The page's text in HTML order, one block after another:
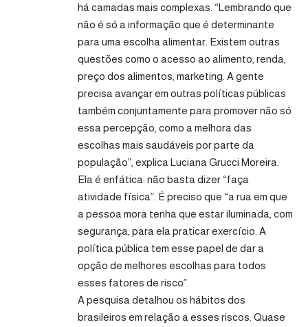
há camadas mais complexas. “Lembrando que
não é só a informação que é determinante
para uma escolha alimentar. Existem outras
questões como o acesso ao alimento, renda,
preço dos alimentos, marketing. A gente
precisa avançar em outras políticas públicas
também conjuntamente para promover não só
essa percepção, como a melhora das
escolhas mais saudáveis por parte da
população”, explica Luciana Grucci Moreira.
Ela é enfática: não basta dizer “faça
atividade física”. É preciso que “a rua em que
a pessoa mora tenha que estar iluminada, com
segurança, para ela praticar exercício. A
política pública tem esse papel de dar a
opção de melhores escolhas para todos
esses fatores de risco”.
A pesquisa detalhou os hábitos dos
brasileiros em relação a esses riscos. Quase